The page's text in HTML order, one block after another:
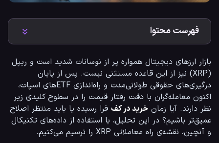
فهرست محتوا
نظر دارند. آیا زمان خرید در کف
و آنچین، نقشه‌ی راه معاملاتی XRP را ترسیم می‌کنیم.